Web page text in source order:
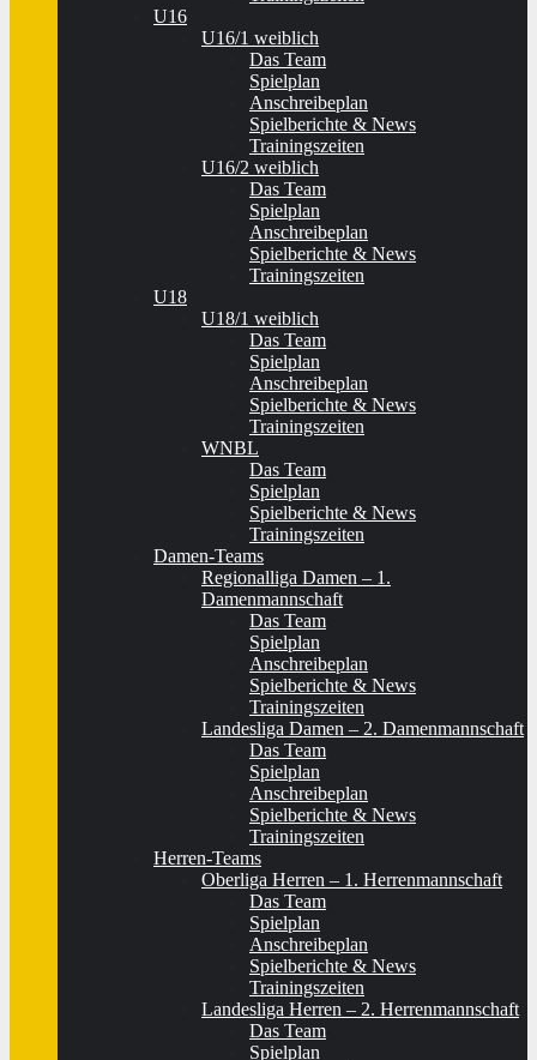
U16
U16/1 weiblich
Das Team
Spielplan
Anschreibeplan
Spielberichte & News
Trainingszeiten
U16/2 weiblich
Das Team
Spielplan
Anschreibeplan
Spielberichte & News
Trainingszeiten
U18
U18/1 weiblich
Das Team
Spielplan
Anschreibeplan
Spielberichte & News
Trainingszeiten
WNBL
Das Team
Spielplan
Spielberichte & News
Trainingszeiten
Damen-Teams
Regionalliga Damen – 1.
Damenmannschaft
Das Team
Spielplan
Anschreibeplan
Spielberichte & News
Trainingszeiten
Landesliga Damen – 2. Damenmannschaft
Das Team
Spielplan
Anschreibeplan
Spielberichte & News
Trainingszeiten
Herren-Teams
Oberliga Herren – 1. Herrenmannschaft
Das Team
Spielplan
Anschreibeplan
Spielberichte & News
Trainingszeiten
Landesliga Herren – 2. Herrenmannschaft
Das Team
Spielplan